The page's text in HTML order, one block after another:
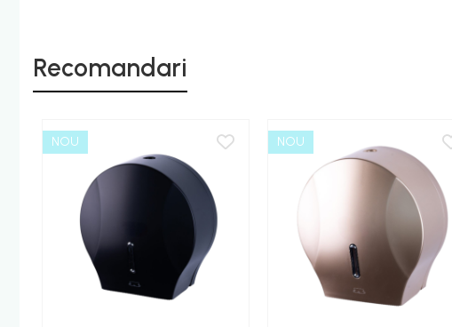
Accesorii camping gaz
Iluminat gradina camping
Recomandari
NOU NOU